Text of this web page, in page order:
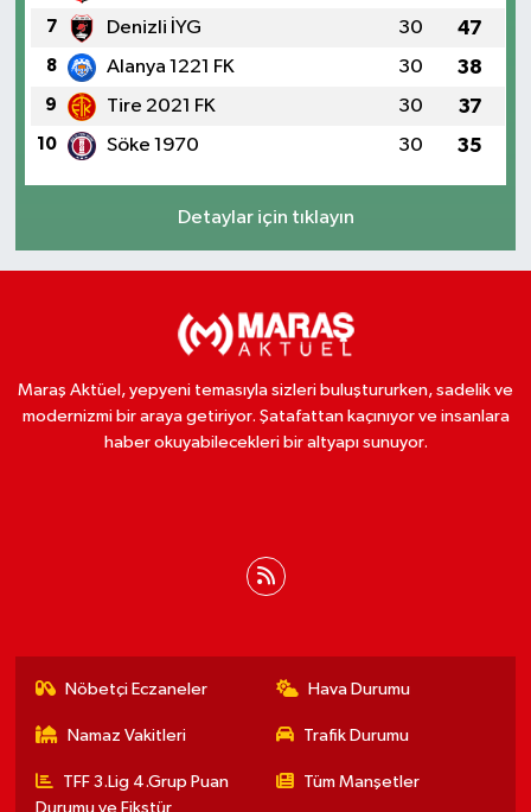
7 Denizli İYG 30 47
8 Alanya 1221 FK 30 38
9 Tire 2021 FK 30 37
10 Söke 1970 30 35
Detaylar için tıklayın
Maraş Aktüel, yepyeni temasıyla sizleri buluştururken, sadelik ve
modernizmi bir araya getiriyor. Şatafattan kaçınıyor ve insanlara
haber okuyabilecekleri bir altyapı sunuyor.
Nöbetçi Eczaneler Hava Durumu
Namaz Vakitleri Trafik Durumu
TFF 3.Lig 4.Grup Puan
Durumu ve Fikstür
Tüm Manşetler